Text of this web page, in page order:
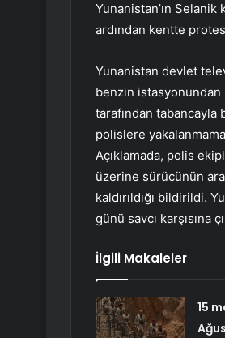
Yunanistan’ın
ardından kentte
Yunanistan devlet
benzin istasyonundan
tarafından
polislere
Açıklamada, polis
üzerine sürücünün
kaldırıldığı bildirildi.
günü savcı karşısına
İlgili Makaleler
15